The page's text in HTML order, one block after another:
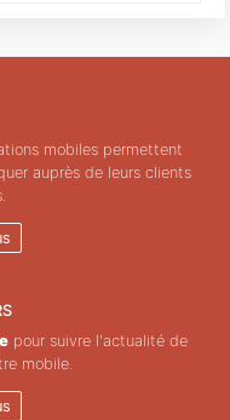
mobiles permettent
auprès de leurs clients
pour suivre l'actualité de
mobile.